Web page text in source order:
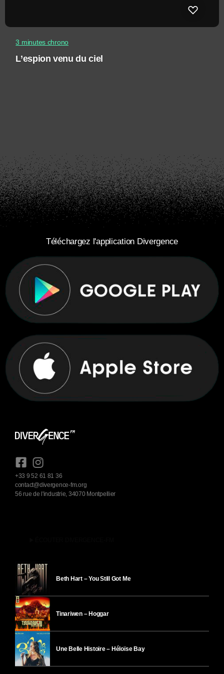
3 minutes chrono
L’espion venu du ciel
Téléchargez l'application Divergence
+33 9 52 61 81 36
contact@divergence-fm.org
56 rue de l'industrie, 34070 Montpellier
Beth Hart – You Still Got Me
Tinariwen – Hoggar
Une Belle Histoire – Héloïse Bay